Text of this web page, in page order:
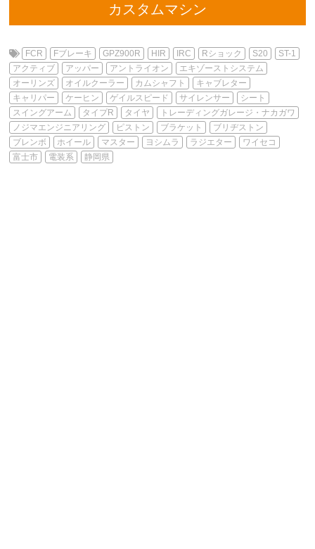
カスタムマシン
FCR Fブレーキ GPZ900R HIR IRC Rショック S20
ST-1
アクティブ
アッパー アントライオン
エキゾーストシステム
オーリンズ
オイルクーラー カムシャフト
キャブレター
キャリパー
ケーヒン ゲイルスピード サイレンサー
シート
スイングアーム
タイプR タイヤ
トレーディングガレージ・ナカガワ
ノジマエンジニアリング
ピストン ブラケット
ブリヂストン
ブレンボ
ホイール マスター ヨシムラ ラジエター
ワイセコ
富士市
電装系 静岡県